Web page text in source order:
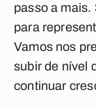
passo a
para
Vamos nos
subir de nível
continuar